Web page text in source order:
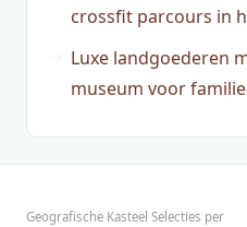
crossfit parcours in
Luxe landgoederen
museum voor
Geografische Kasteel Selecties per